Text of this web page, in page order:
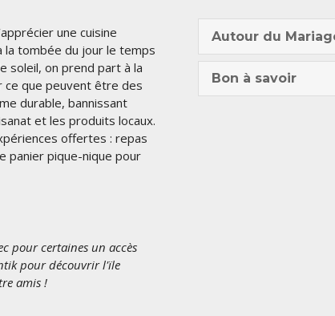
une cuisine
la tombée du jour le temps
soleil, on prend part à la
ce que peuvent être des
durable, bannissant
et les produits locaux.
offertes : repas
panier pique-nique pour
pour certaines un accès
pour découvrir l'ïle
amis !
Autour du
Bon à savoir